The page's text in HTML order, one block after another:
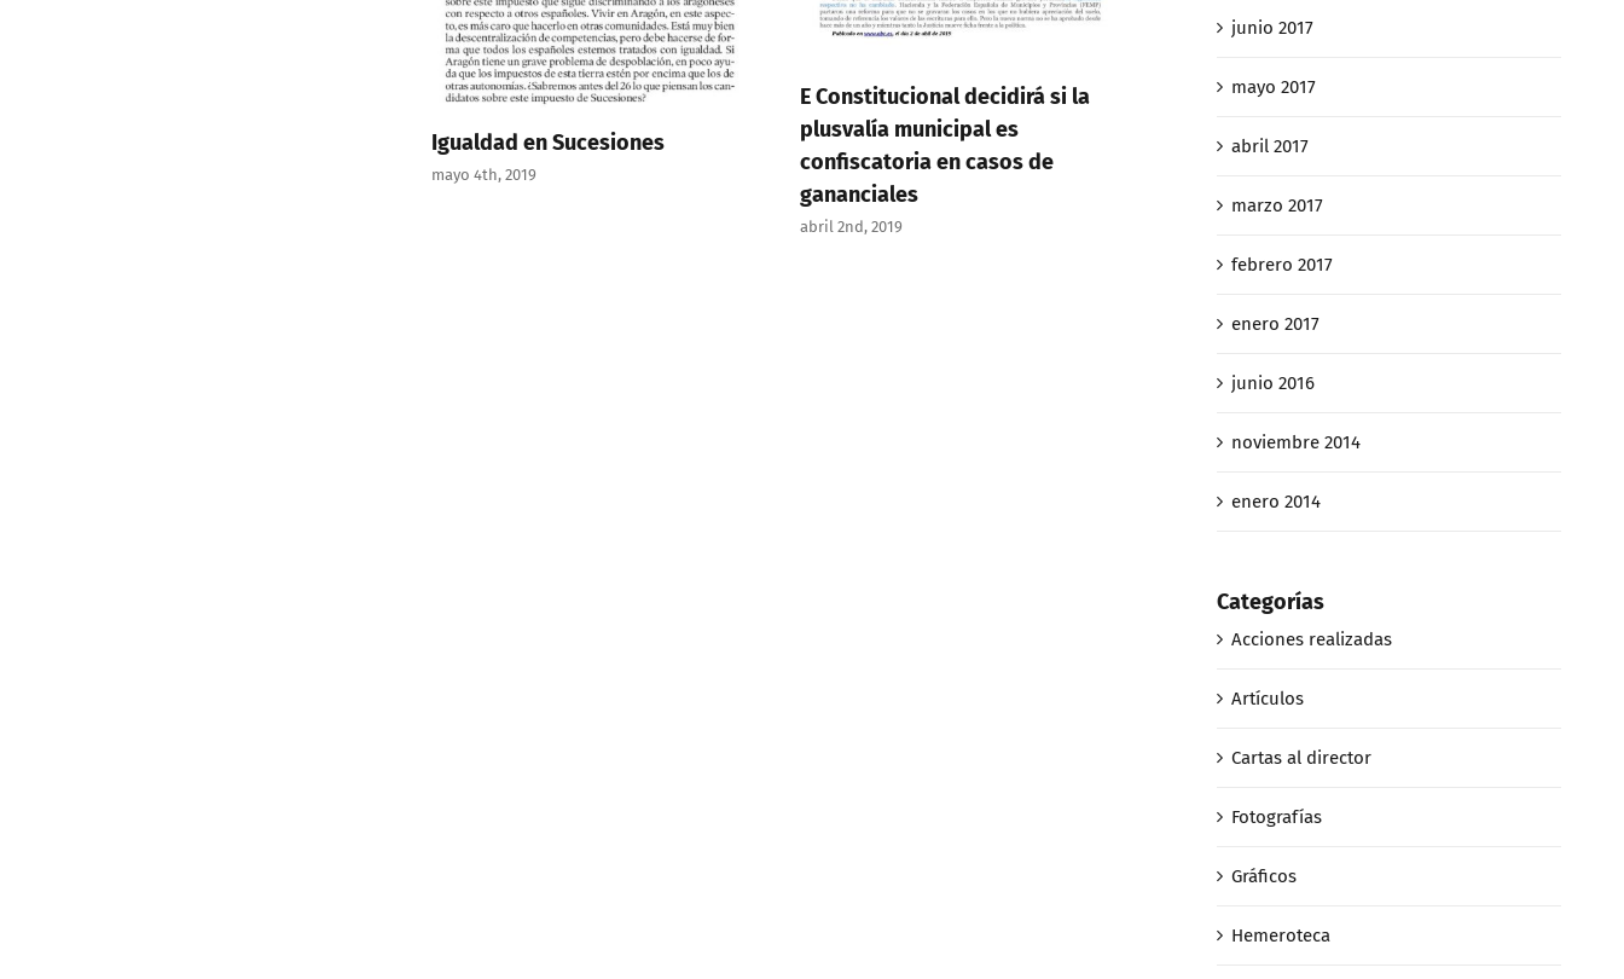
Igualdad en Sucesiones
mayo 4th, 2019
E Constitucional decidirá si la
plusvalía municipal es
confiscatoria en casos de
gananciales
abril 2nd, 2019
Así «caza» Hacienda a los
de sucesiones 4 de 4
junio 2017
mayo 2017
abril 2017
marzo 2017
febrero 2017
enero 2017
junio 2016
noviembre 2014
enero 2014
Categorías
Acciones realizadas
Artículos
Cartas al director
Fotografías
Gráficos
Hemeroteca